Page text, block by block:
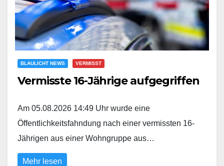
BLAULICHT NEWS VERMISST
Vermisste 16-Jährige aufgegriffen
Am 05.08.2026 14:49 Uhr wurde eine
Öffentlichkeitsfahndung nach einer vermissten 16-
Jährigen aus einer Wohngruppe aus…
Mehr lesen